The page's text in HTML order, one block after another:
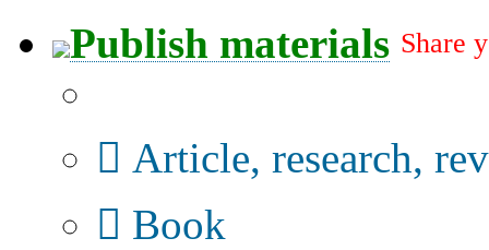
Publish materials Share
Article, research,
Book